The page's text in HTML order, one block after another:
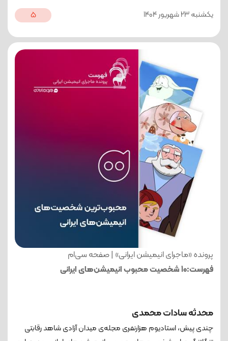
یکشنبه 23 شهریور 1404
5
پرونده «ماجرای انیمیشن ایرانی» | صفحه سی‌ام
فهرست:10 شخصیت محبوب انیمیشن‌های ایرانی
محدثه سادات محمدی
چندی پیش، استادیوم هزارنفری مجله‌ی میدان آزادی شاهد رقابتی